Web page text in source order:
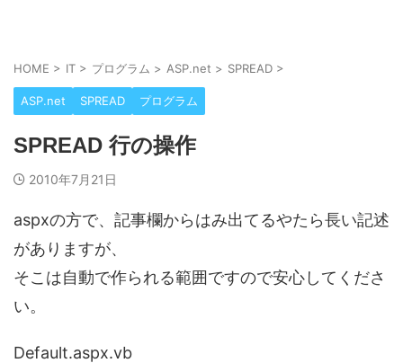
HOME > IT > プログラム > ASP.net > SPREAD >
ASP.net SPREAD プログラム
SPREAD 行の操作
2010年7月21日
aspxの方で、記事欄からはみ出てるやたら長い記述
がありますが、
そこは自動で作られる範囲ですので安心してくださ
い。
Default.aspx.vb